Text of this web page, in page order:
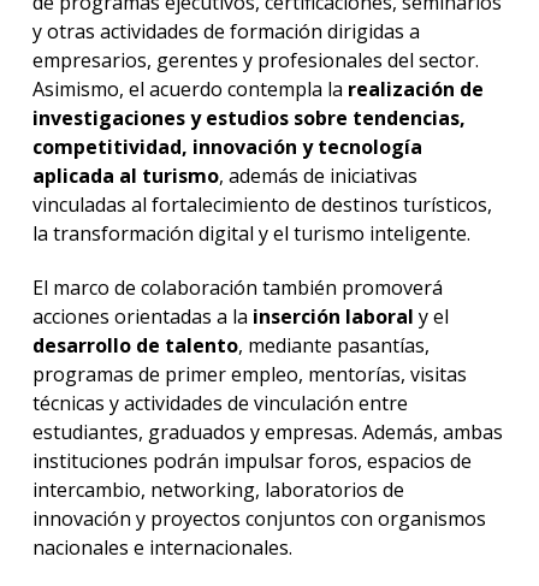
y otras actividades de formación dirigidas a
empresarios, gerentes y profesionales del sector.
Asimismo, el acuerdo contempla la realización de
investigaciones y estudios sobre tendencias,
competitividad, innovación y tecnología
aplicada al turismo, además de iniciativas
vinculadas al fortalecimiento de destinos turísticos,
la transformación digital y el turismo inteligente.
El marco de colaboración también promoverá
acciones orientadas a la inserción laboral y el
desarrollo de talento, mediante pasantías,
programas de primer empleo, mentorías, visitas
técnicas y actividades de vinculación entre
estudiantes, graduados y empresas. Además, ambas
instituciones podrán impulsar foros, espacios de
intercambio, networking, laboratorios de
innovación y proyectos conjuntos con organismos
nacionales e internacionales.